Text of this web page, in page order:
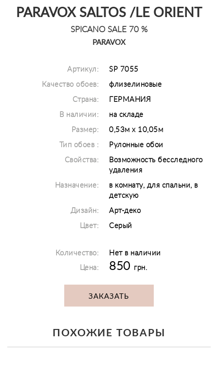
PARAVOX SALTOS /LE ORIENT
SPICANO SALE 70 %
PARAVOX
Артикул: SP 7055
Качество обоев: флизелиновые
Страна: ГЕРМАНИЯ
В наличии: на складе
Размер: 0,53м х 10,05м
Тип обоев : Рулонные обои
Свойства:
Возможность бесследного
удаления
Назначение:
в комнату, для спальни, в
детскую
Дизайн: Арт-деко
Цвет: Серый
Количество:
Нет в наличии
Цена:
850 грн.
ЗАКАЗАТЬ
ПОХОЖИЕ ТОВАРЫ